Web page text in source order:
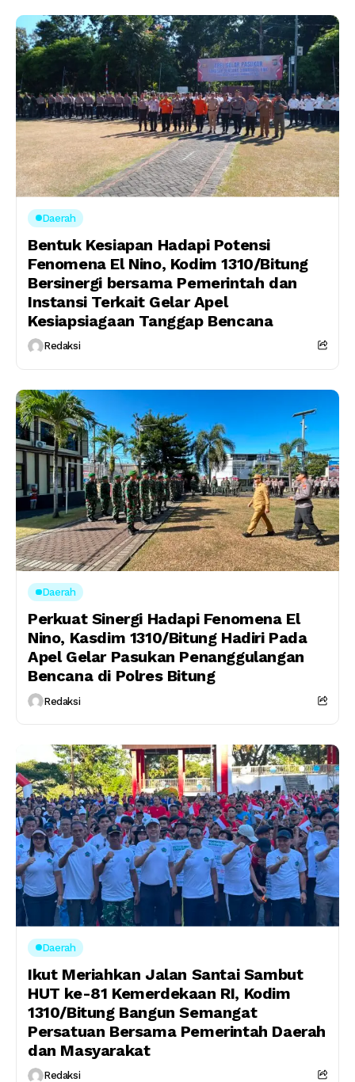
Daerah
Bentuk Kesiapan Hadapi Potensi
Fenomena El Nino, Kodim 1310/Bitung
Bersinergi bersama Pemerintah dan
Instansi Terkait Gelar Apel
Kesiapsiagaan Tanggap Bencana
Redaksi
Daerah
Perkuat Sinergi Hadapi Fenomena El
Nino, Kasdim 1310/Bitung Hadiri Pada
Apel Gelar Pasukan Penanggulangan
Bencana di Polres Bitung
Redaksi
Daerah
Ikut Meriahkan Jalan Santai Sambut
HUT ke-81 Kemerdekaan RI, Kodim
1310/Bitung Bangun Semangat
Persatuan Bersama Pemerintah Daerah
dan Masyarakat
Redaksi